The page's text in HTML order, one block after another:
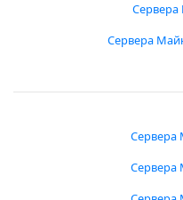
Сервера
Сервера
Сервера
Сервера